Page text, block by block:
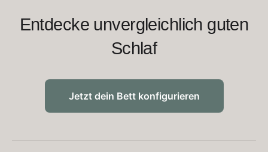
Entdecke unvergleichlich guten
Schlaf
Jetzt dein Bett konfigurieren